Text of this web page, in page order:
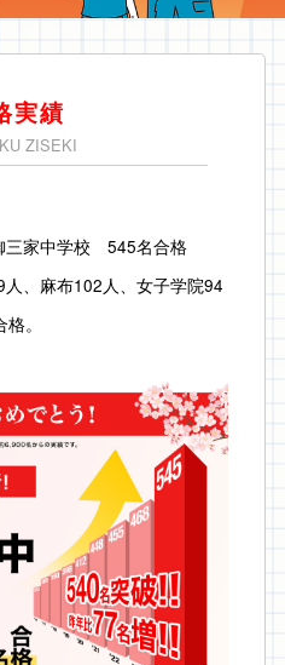
実績
ZISEKI
家中学校　545名合格
、麻布102人、女子学院94
。